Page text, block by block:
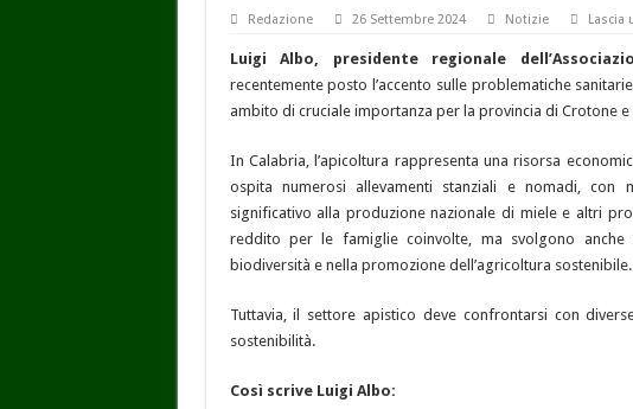
Redazione 26 Settembre 2024 Notizie Lascia
Luigi Albo, presidente regionale
recentemente posto l’accento sulle problematiche
ambito di cruciale importanza per la provincia di Crotone e
In Calabria, l’apicoltura rappresenta una risorsa
ospita numerosi allevamenti stanziali e nomadi,
significativo alla produzione nazionale di miele e altri
reddito per le famiglie coinvolte, ma svolgono anche
biodiversità e nella promozione dell’agricoltura sostenibile.
Tuttavia, il settore apistico deve confrontarsi con
sostenibilità.
Così scrive Luigi Albo: